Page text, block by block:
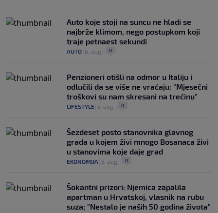
Auto koje stoji na suncu ne hladi se
najbrže klimom, nego postupkom koji
traje petnaest sekundi
AUTO 6. aug. 0
Penzioneri otišli na odmor u Italiju i
odlučili da se više ne vraćaju: "Mjesečni
troškovi su nam skresani na trećinu"
LIFESTYLE 5. aug. 0
Šezdeset posto stanovnika glavnog
grada u kojem živi mnogo Bosanaca živi
u stanovima koje daje grad
EKONOMIJA 5. aug. 0
Šokantni prizori: Njemica zapalila
apartman u Hrvatskoj, vlasnik na rubu
suza; "Nestalo je naših 50 godina života"